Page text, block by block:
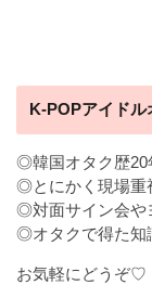
K-POPアイドル
◎韓国オタク歴20
◎とにかく現場重
◎対面サイン会や
◎オタクで得た知
お気軽にどうぞ♡